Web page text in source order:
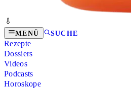
MENÜ SUCHE
Rezepte
Dossiers
Videos
Podcasts
Horoskope